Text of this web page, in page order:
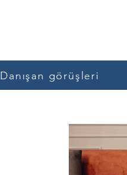
Danışan görüşleri